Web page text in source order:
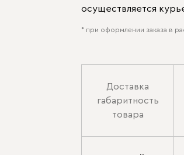
осуществляется
* при оформлении заказа в
Доставка
габаритность
товара